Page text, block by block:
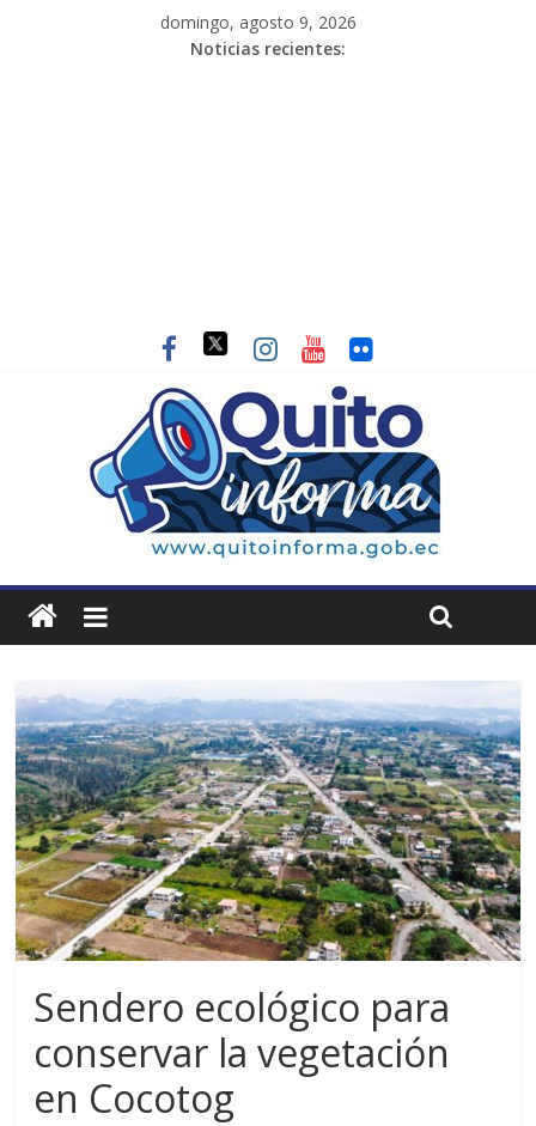
domingo, agosto 9, 2026
Noticias recientes:
Sendero ecológico para
conservar la vegetación
en Cocotog